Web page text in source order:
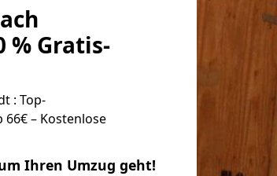
% Gratis-
: Top-
– Kostenlose
Ihren Umzug geht!